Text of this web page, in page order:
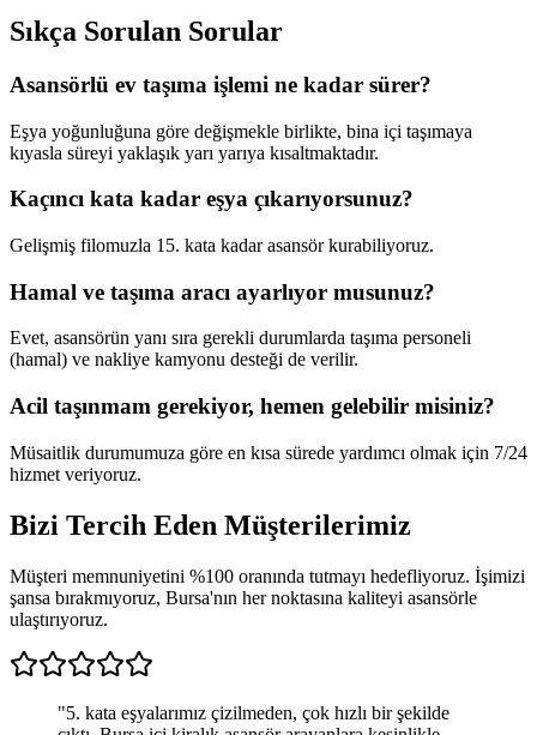
Sıkça Sorulan Sorular
Asansörlü ev taşıma işlemi ne kadar sürer?
Eşya yoğunluğuna göre değişmekle birlikte, bina içi taşımaya
kıyasla süreyi yaklaşık yarı yarıya kısaltmaktadır.
Kaçıncı kata kadar eşya çıkarıyorsunuz?
Gelişmiş filomuzla 15. kata kadar asansör kurabiliyoruz.
Hamal ve taşıma aracı ayarlıyor musunuz?
Evet, asansörün yanı sıra gerekli durumlarda taşıma personeli
(hamal) ve nakliye kamyonu desteği de verilir.
Acil taşınmam gerekiyor, hemen gelebilir misiniz?
Müsaitlik durumumuza göre en kısa sürede yardımcı olmak için 7/24
hizmet veriyoruz.
Bizi Tercih Eden Müşterilerimiz
Müşteri memnuniyetini %100 oranında tutmayı hedefliyoruz. İşimizi
şansa bırakmıyoruz, Bursa'nın her noktasına kaliteyi asansörle
ulaştırıyoruz.
"5. kata eşyalarımız çizilmeden, çok hızlı bir şekilde